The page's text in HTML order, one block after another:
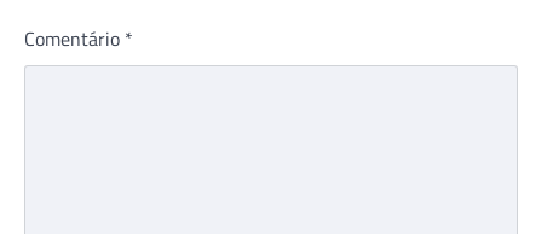
Comentário *